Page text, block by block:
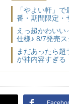
「やよい軒」
番・期間限定・
えっ超かわいい
仕様♪ 8/7発売ス
まだあったら超
が神内容すぎる